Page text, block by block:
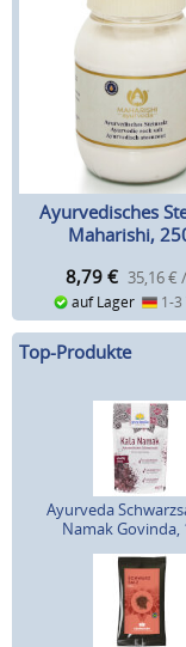
Ayurvedisches
Maharishi,
8,79 € 35,16 €
auf Lager 1-3
Top-Produkte
Ayurveda
Namak Govinda,